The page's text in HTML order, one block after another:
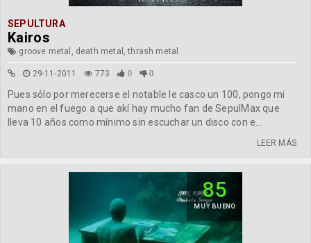
SEPULTURA
Kairos
groove metal, death metal, thrash metal
29-11-2011 773 0 0
Pues sólo por merecerse el notable le casco un 100, pongo mi
mano en el fuego a que akí hay mucho fan de SepulMax que
lleva 10 años como mínimo sin escuchar un disco con e...
LEER MÁS
85
MUY BUENO